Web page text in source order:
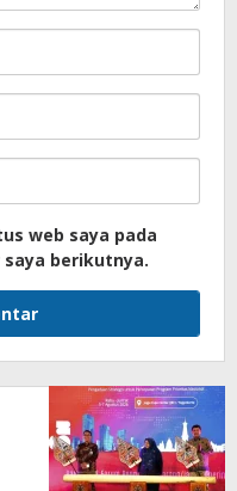
web saya pada
berikutnya.